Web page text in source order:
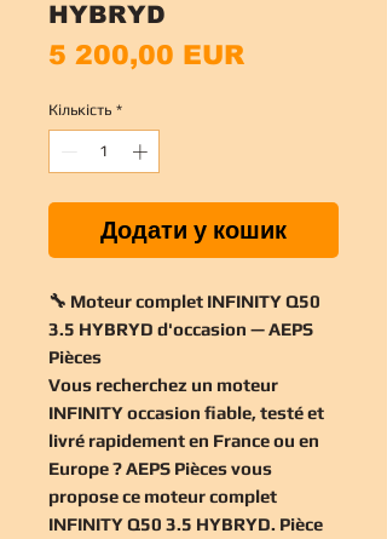
HYBRYD
5 200,00 EURЦіна
Кількість *
Додати у кошик
🔧 Moteur complet INFINITY Q50
3.5 HYBRYD d'occasion — AEPS
Pièces
Vous recherchez un moteur
INFINITY occasion fiable, testé et
livré rapidement en France ou en
Europe ? AEPS Pièces vous
propose ce moteur complet
INFINITY Q50 3.5 HYBRYD. Pièce